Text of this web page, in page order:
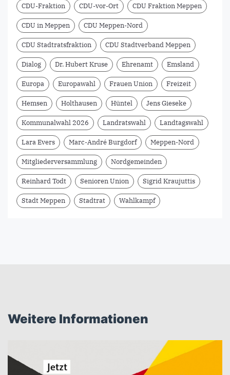
CDU-Fraktion CDU-vor-Ort CDU Fraktion Meppen
CDU in Meppen CDU Meppen-Nord
CDU Stadtratsfraktion CDU Stadtverband Meppen
Dialog Dr. Hubert Kruse Ehrenamt Emsland
Europa Europawahl Frauen Union Freizeit
Hemsen Holthausen Hüntel Jens Gieseke
Kommunalwahl 2026 Landratswahl Landtagswahl
Lara Evers Marc-André Burgdorf Meppen-Nord
Mitgliederversammlung Nordgemeinden
Reinhard Todt Senioren Union Sigrid Kraujuttis
Stadt Meppen Stadtrat Wahlkampf
Weitere Informationen